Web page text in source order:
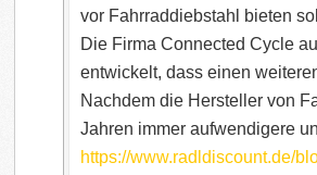
vor Fahrraddiebstahl bieten
Die Firma Connected Cycle
entwickelt, dass einen
Nachdem die Hersteller von
Jahren immer aufwendigere
https://www.radldiscount.de/